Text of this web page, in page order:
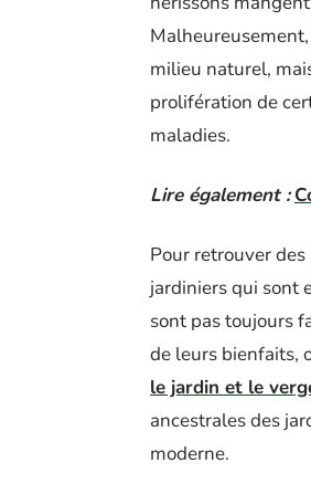
milieu naturel,
prolifération de
maladies.
Lire également :
Pour retrouver
jardiniers qui sont
sont pas toujours
de leurs bienfaits,
le jardin et le
ancestrales des
moderne.